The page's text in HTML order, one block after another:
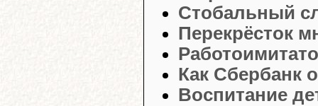
Стобальный
Перекрёсток
Как Сбербанк
Воспитание